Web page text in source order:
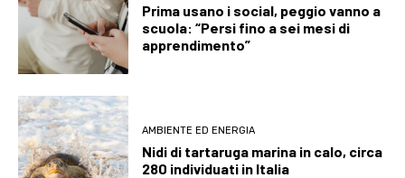
Prima usano i social, peggio vanno a
scuola: “Persi fino a sei mesi di
apprendimento”
AMBIENTE ED ENERGIA
Nidi di tartaruga marina in calo, circa
280 individuati in Italia